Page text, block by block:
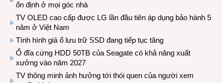
ổn định ở mọi góc nhà
TV OLED cao cấp được LG lần đầu tiên áp dụng bảo hành 5
năm ở Việt Nam
Tình hình giá ổ lưu trữ SSD đang tiếp tục tăng
Ổ đĩa cứng HDD 50TB của Seagate có khả năng xuất
xưởng vào năm 2027
TV thông minh ảnh hưởng tới thói quen của người xem